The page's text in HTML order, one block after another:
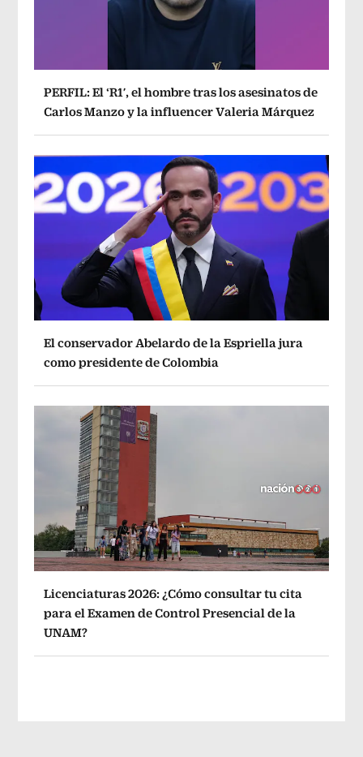
PERFIL: El ‘R1′, el hombre tras los asesinatos de
Carlos Manzo y la influencer Valeria Márquez
El conservador Abelardo de la Espriella jura
como presidente de Colombia
Licenciaturas 2026: ¿Cómo consultar tu cita
para el Examen de Control Presencial de la
UNAM?